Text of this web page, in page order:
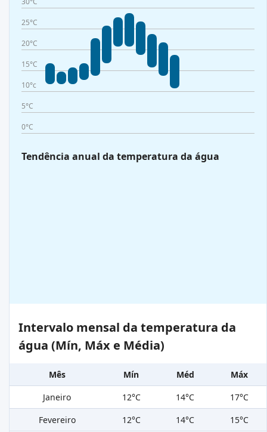
25°C
20°C
15°C
10°c
5°C
0°C
Tendência anual da temperatura da água
Intervalo mensal da temperatura da
água (Mín, Máx e Média)
Mês Mín Méd
Máx
Janeiro
12°C 14°C
17°C
Fevereiro
12°C 14°C
15°C